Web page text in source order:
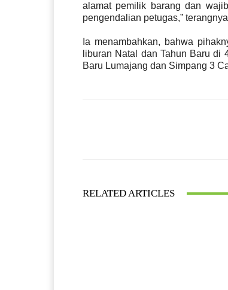
alamat pemilik barang dan
pengendalian petugas,”
Ia menambahkan, bahwa
liburan Natal dan Tahun Baru di
Baru Lumajang dan Simpang 3
RELATED ARTICLES